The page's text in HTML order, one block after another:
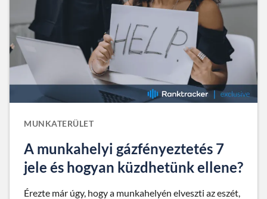
MUNKATERÜLET
A munkahelyi gázfényeztetés 7
jele és hogyan küzdhetünk ellene?
Érezte már úgy, hogy a munkahelyén elveszti az eszét,